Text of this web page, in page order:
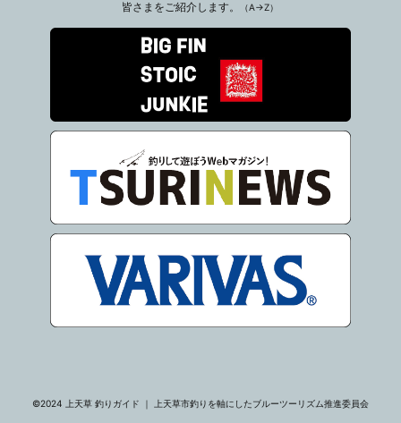
皆さまをご紹介します。
（A→Z）
©2024 上天草 釣りガイド ｜ 上天草市釣りを軸にしたブルーツーリズム推進委員会